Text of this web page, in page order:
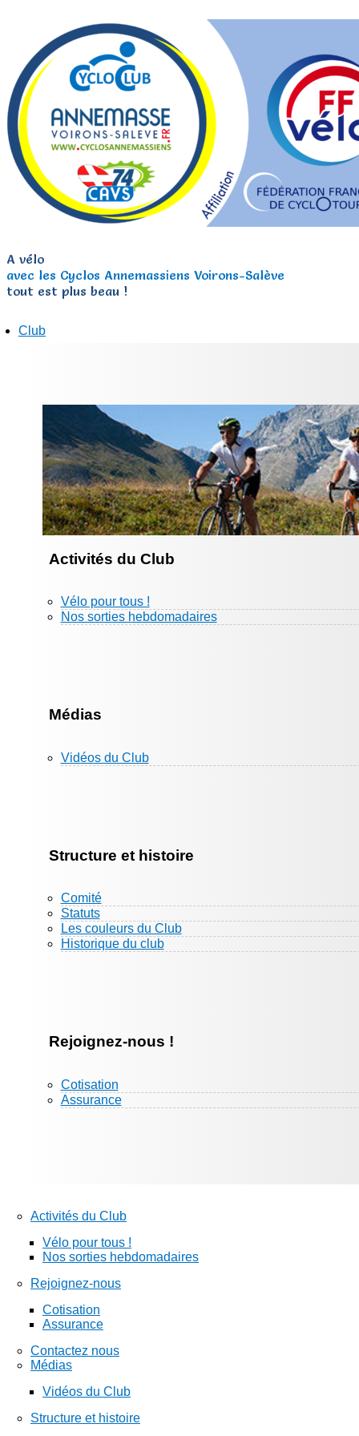
A vélo
avec les Cyclos Annemassiens Voirons-Salève
tout est plus beau !
Club
Activités du Club
Vélo pour tous !
Nos sorties hebdomadaires
Médias
Vidéos du Club
Structure et histoire
Comité
Statuts
Les couleurs du Club
Historique du club
Rejoignez-nous !
Cotisation
Assurance
Activités du Club
Vélo pour tous !
Nos sorties hebdomadaires
Rejoignez-nous
Cotisation
Assurance
Contactez nous
Médias
Vidéos du Club
Structure et histoire